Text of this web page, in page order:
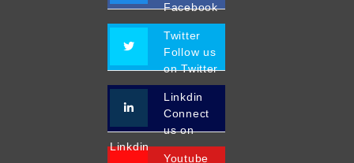
Facebook
Twitter
Follow us
on Twitter
Linkdin
Connect
us on
Linkdin
Youtube